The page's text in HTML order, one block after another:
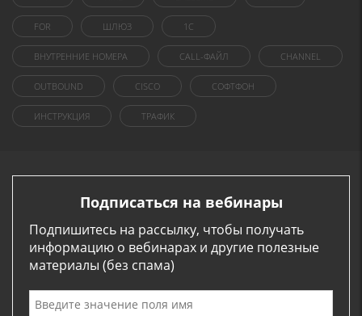
FOR ШЛЮЗ 1C
ВНУТРЕННИЕ НОМЕРА CALL-ФАЙЛ CHANNEL
OUTBOUND CISCO СОФТФОН
ИНСТРУКЦИЯ ТРАФИК
Подписаться на вебинары
Подпишитесь на рассылку, чтобы получать
информацию о вебинарах и другие полезные
материалы (без спама)